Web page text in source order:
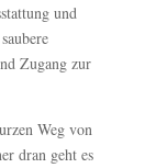
und
Zugang zur
Weg von
dran geht es